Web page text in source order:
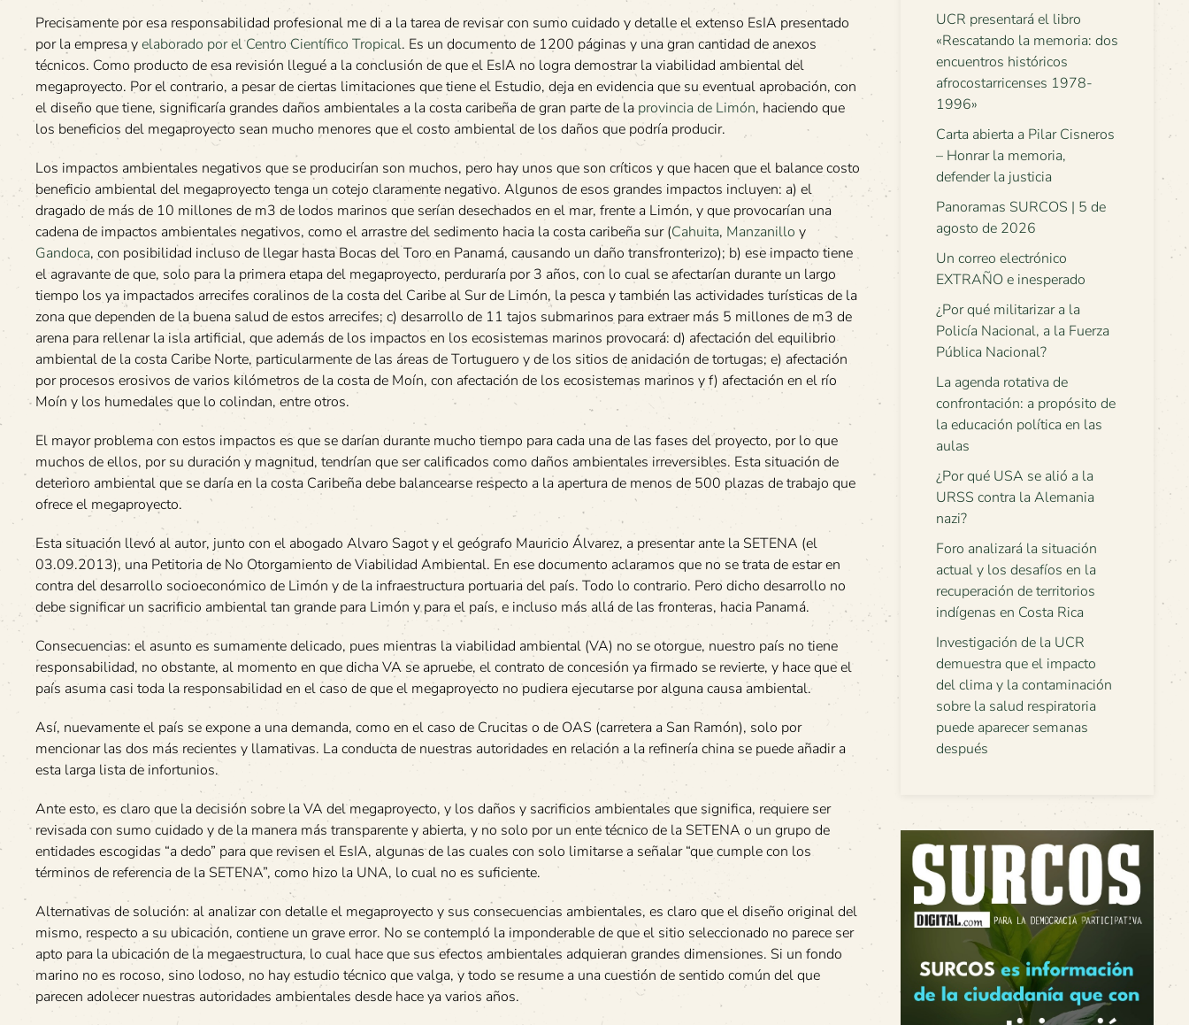
Precisamente por esa responsabilidad profesional me di a la tarea de revisar con sumo cuidado y detalle el extenso EsIA presentado
por la empresa yelaborado por el Centro Científico Tropical. Es un documento de 1200 páginas y una gran cantidad de anexos
técnicos. Como producto de esa revisión llegué a la conclusión de que el EsIA no logra demostrar la viabilidad ambiental del
megaproyecto. Por el contrario, a pesar de ciertas limitaciones que tiene el Estudio, deja en evidencia que su eventual aprobación, con
el diseño que tiene, significaría grandes daños ambientales a la costa caribeña de gran parte de laprovincia de Limón, haciendo que
los beneficios del megaproyecto sean mucho menores que el costo ambiental de los daños que podría producir.
Los impactos ambientales negativos que se producirían son muchos, pero hay unos que son críticos y que hacen que el balance costo
beneficio ambiental del megaproyecto tenga un cotejo claramente negativo. Algunos de esos grandes impactos incluyen: a) el
dragado de más de 10 millones de m3 de lodos marinos que serían desechados en el mar, frente a Limón, y que provocarían una
cadena de impactos ambientales negativos, como el arrastre del sedimento hacia la costa caribeña sur (Cahuita, Manzanillo y
Gandoca, con posibilidad incluso de llegar hasta Bocas del Toro en Panamá, causando un daño transfronterizo); b) ese impacto tiene
el agravante de que, solo para la primera etapa del megaproyecto, perduraría por 3 años, con lo cual se afectarían durante un largo
tiempo los ya impactados arrecifes coralinos de la costa del Caribe al Sur de Limón, la pesca y también las actividades turísticas de la
zona que dependen de la buena salud de estos arrecifes; c) desarrollo de 11 tajos submarinos para extraer más 5 millones de m3 de
arena para rellenar la isla artificial, que además de los impactos en los ecosistemas marinos provocará: d) afectación del equilibrio
ambiental de la costa Caribe Norte, particularmente de las áreas de Tortuguero y de los sitios de anidación de tortugas; e) afectación
por procesos erosivos de varios kilómetros de la costa de Moín, con afectación de los ecosistemas marinos y f) afectación en el río
Moín y los humedales que lo colindan, entre otros.
El mayor problema con estos impactos es que se darían durante mucho tiempo para cada una de las fases del proyecto, por lo que
muchos de ellos, por su duración y magnitud, tendrían que ser calificados como daños ambientales irreversibles. Esta situación de
deterioro ambiental que se daría en la costa Caribeña debe balancearse respecto a la apertura de menos de 500 plazas de trabajo que
ofrece el megaproyecto.
Esta situación llevó al autor, junto con el abogado Alvaro Sagot y el geógrafo Mauricio Álvarez, a presentar ante la SETENA (el
03.09.2013), una Petitoria de No Otorgamiento de Viabilidad Ambiental. En ese documento aclaramos que no se trata de estar en
contra del desarrollo socioeconómico de Limón y de la infraestructura portuaria del país. Todo lo contrario. Pero dicho desarrollo no
debe significar un sacrificio ambiental tan grande para Limón y para el país, e incluso más allá de las fronteras, hacia Panamá.
Consecuencias: el asunto es sumamente delicado, pues mientras la viabilidad ambiental (VA) no se otorgue, nuestro país no tiene
responsabilidad, no obstante, al momento en que dicha VA se apruebe, el contrato de concesión ya firmado se revierte, y hace que el
país asuma casi toda la responsabilidad en el caso de que el megaproyecto no pudiera ejecutarse por alguna causa ambiental.
Así, nuevamente el país se expone a una demanda, como en el caso de Crucitas o de OAS (carretera a San Ramón), solo por
mencionar las dos más recientes y llamativas. La conducta de nuestras autoridades en relación a la refinería china se puede añadir a
esta larga lista de infortunios.
Ante esto, es claro que la decisión sobre la VA del megaproyecto, y los daños y sacrificios ambientales que significa, requiere ser
revisada con sumo cuidado y de la manera más transparente y abierta, y no solo por un ente técnico de la SETENA o un grupo de
entidades escogidas “a dedo” para que revisen el EsIA, algunas de las cuales con solo limitarse a señalar “que cumple con los
términos de referencia de la SETENA”, como hizo la UNA, lo cual no es suficiente.
Alternativas de solución: al analizar con detalle el megaproyecto y sus consecuencias ambientales, es claro que el diseño original del
mismo, respecto a su ubicación, contiene un grave error. No se contempló la imponderable de que el sitio seleccionado no parece ser
apto para la ubicación de la megaestructura, lo cual hace que sus efectos ambientales adquieran grandes dimensiones. Si un fondo
marino no es rocoso, sino lodoso, no hay estudio técnico que valga, y todo se resume a una cuestión de sentido común del que
parecen adolecer nuestras autoridades ambientales desde hace ya varios años.
UCR presentará el libro
«Rescatando la memoria: dos
encuentros históricos
afrocostarricenses 1978-
1996»
Carta abierta a Pilar Cisneros
– Honrar la memoria,
defender la justicia
Panoramas SURCOS | 5 de
agosto de 2026
Un correo electrónico
EXTRAÑO e inesperado
¿Por qué militarizar a la
Policía Nacional, a la Fuerza
Pública Nacional?
La agenda rotativa de
confrontación: a propósito de
la educación política en las
aulas
¿Por qué USA se alió a la
URSS contra la Alemania
nazi?
Foro analizará la situación
actual y los desafíos en la
recuperación de territorios
indígenas en Costa Rica
Investigación de la UCR
demuestra que el impacto
del clima y la contaminación
sobre la salud respiratoria
puede aparecer semanas
después